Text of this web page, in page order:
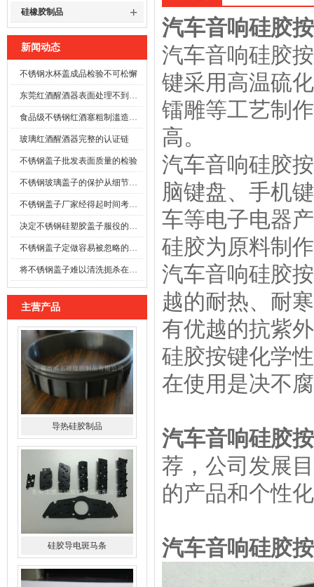
硅橡胶制品 +
新闻动态
不锈钢水杯盖成品检验不可松懈
东莞红酒醒酒器表面处理不到位时
食品级不锈钢红酒塞粗制滥造可能酿成事故
玻璃红酒醒酒器完整的认证链
不锈钢盖子批发表面质量的检验
不锈钢玻璃盖子的保护从细节开始
不锈钢盖子厂家经得起时间考验的防线
决定不锈钢硅塑胶盖子服役的寿命
不锈钢盖子定做容易被忽略的施工细节
将不锈钢盖子难以清洗扼杀在萌芽之前
主营产品
导热硅胶制品
硅胶导电斑马条
汽车音响硅胶
汽车音响硅胶
键采用高温硫
镭雕等工艺制
高。
汽车音响硅胶
脑键盘、手机
车等电子电器
硅胶为原料制
汽车音响硅胶
越的耐热、耐
有优越的抗紫
硅胶按键化学
在使用是决不
汽车音响硅胶
荐，公司发展
的产品和个性
汽车音响硅胶